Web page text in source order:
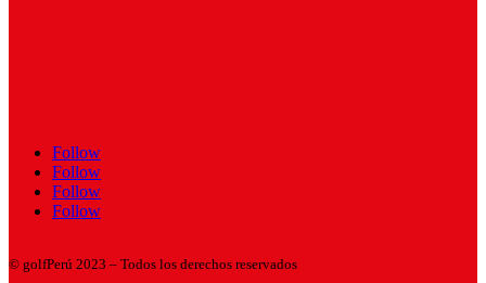
Follow
Follow
Follow
Follow
© golfPerú 2023 – Todos los derechos reservados